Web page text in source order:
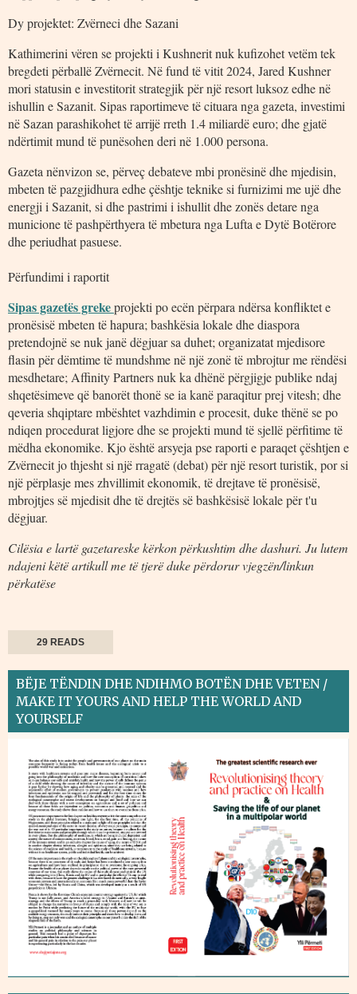
Dy projektet: Zvërneci dhe Sazani
Kathimerini vëren se projekti i Kushnerit nuk kufizohet vetëm tek
bregdeti përballë Zvërnecit. Në fund të vitit 2024, Jared Kushner
mori statusin e investitorit strategjik për një resort luksoz edhe në
ishullin e Sazanit. Sipas raportimeve të cituara nga gazeta, investimi
në Sazan parashikohet të arrijë rreth 1.4 miliardë euro; dhe gjatë
ndërtimit mund të punësohen deri në 1.000 persona.
Gazeta nënvizon se, përveç debateve mbi pronësinë dhe mjedisin,
mbeten të pazgjidhura edhe çështje teknike si furnizimi me ujë dhe
energji i Sazanit, si dhe pastrimi i ishullit dhe zonës detare nga
municione të pashpërthyera të mbetura nga Lufta e Dytë Botërore
dhe periudhat pasuese.
Përfundimi i raportit
Sipas gazetës grekeprojekti po ecën përpara ndërsa konfliktet e
pronësisë mbeten të hapura; bashkësia lokale dhe diaspora
pretendojnë se nuk janë dëgjuar sa duhet; organizatat mjedisore
flasin për dëmtime të mundshme në një zonë të mbrojtur me rëndësi
mesdhetare; Affinity Partners nuk ka dhënë përgjigje publike ndaj
shqetësimeve që banorët thonë se ia kanë paraqitur prej vitesh; dhe
qeveria shqiptare mbështet vazhdimin e procesit, duke thënë se po
ndiqen procedurat ligjore dhe se projekti mund të sjellë përfitime të
mëdha ekonomike. Kjo është arsyeja pse raporti e paraqet çështjen e
Zvërnecit jo thjesht si një rragatë (debat) për një resort turistik, por si
një përplasje mes zhvillimit ekonomik, të drejtave të pronësisë,
mbrojtjes së mjedisit dhe të drejtës së bashkësisë lokale për t'u
dëgjuar.
Cilësia e lartë gazetareske kërkon përkushtim dhe dashuri. Ju lutem
ndajeni këtë artikull me të tjerë duke përdorur vjegzën/linkun
përkatëse
29 READS
BËJE TËNDIN DHE NDIHMO BOTËN DHE VETEN /
MAKE IT YOURS AND HELP THE WORLD AND
YOURSELF